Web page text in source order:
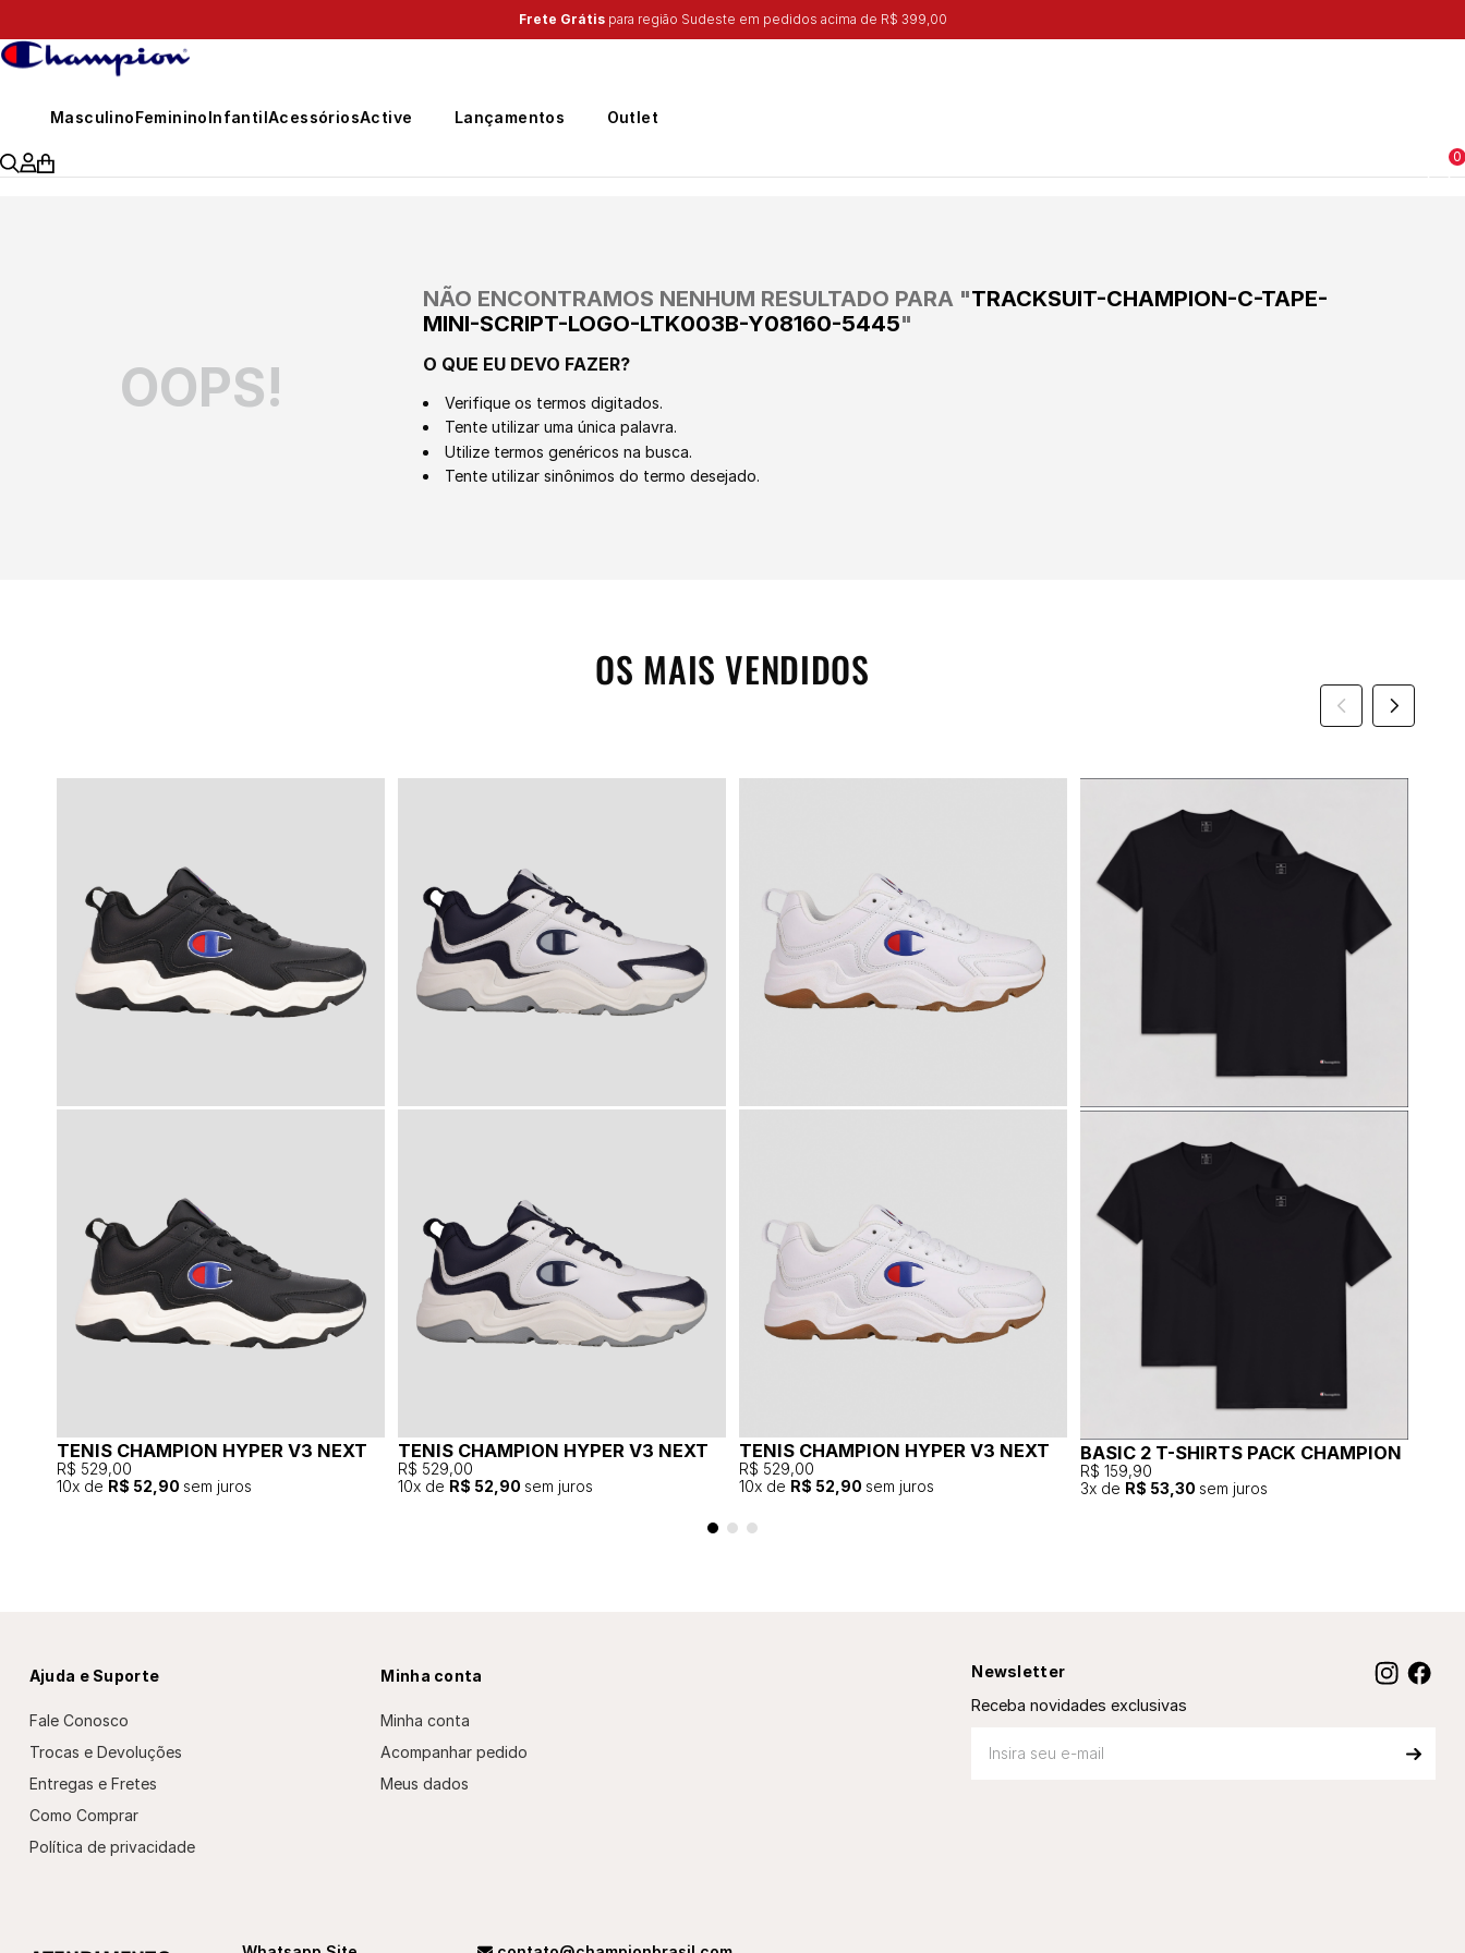
Ganhe 10% na primeira compra, utilizando o cupom:
MasculinoFemininoInfantilAcessóriosActive Lançamentos Outlet
0
OOPS!
NÃO ENCONTRAMOS NENHUM RESULTADO PARA "TRACKSUIT-CHAMPION-C-TAPE-
MINI-SCRIPT-LOGO-LTK003B-Y08160-5445"
O QUE EU DEVO FAZER?
Verifique os termos digitados.
Tente utilizar uma única palavra.
Utilize termos genéricos na busca.
Tente utilizar sinônimos do termo desejado.
OS MAIS VENDIDOS
TENIS CHAMPION HYPER V3 NEXT
R$ 529,00
10x de R$ 52,90 sem juros
TENIS CHAMPION HYPER V3 NEXT
R$ 529,00
10x de R$ 52,90 sem juros
TENIS CHAMPION HYPER V3 NEXT
R$ 529,00
10x de R$ 52,90 sem juros
BASIC 2 T-SHIRTS PACK CHAMPION
R$ 159,90
3x de R$ 53,30 sem juros
Newsletter
Receba novidades exclusivas
Ajuda e Suporte
Fale Conosco
Trocas e Devoluções
Entregas e Fretes
Como Comprar
Política de privacidade
Minha conta
Minha conta
Acompanhar pedido
Meus dados